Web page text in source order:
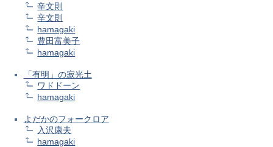
辛文則
辛文則
hamagaki
豊田富美子
hamagaki
「有明」の寂光土
ワドドーン
hamagaki
よだかのフォークロア
入沢康夫
hamagaki